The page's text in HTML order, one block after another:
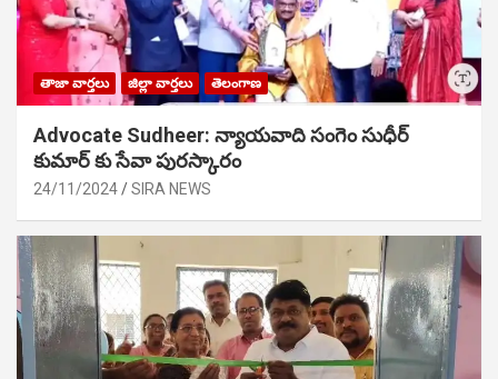
తాజా వార్తలు జిల్లా వార్తలు తెలంగాణ
Advocate Sudheer: న్యాయవాది సంగెం సుధీర్
కుమార్ కు సేవా పురస్కారం
24/11/2024 SIRA NEWS